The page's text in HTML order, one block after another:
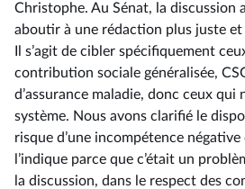
Christophe. Au Sénat, la discussion
aboutir à une rédaction plus juste et
Il s’agit de cibler spécifiquement
contribution sociale généralisée,
d’assurance maladie, donc ceux
système. Nous avons clarifié le
risque d’une incompétence
l’indique parce que c’était un
la discussion, dans le respect des